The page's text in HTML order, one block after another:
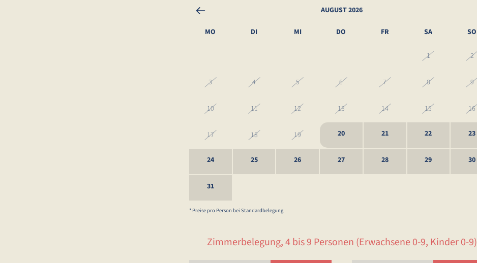
AUGUST 2026
MO DI MI DO FR SA SO
1 2
3 4 5 6 7 8 9
10 11 12 13 14 15 16
17 18 19 20 21 22 23
24 25 26 27 28 29 30
31
* Preise pro Person bei Standardbelegung
Zimmerbelegung, 4 bis 9 Personen (Erwachsene 0-9, Kinder 0-9)